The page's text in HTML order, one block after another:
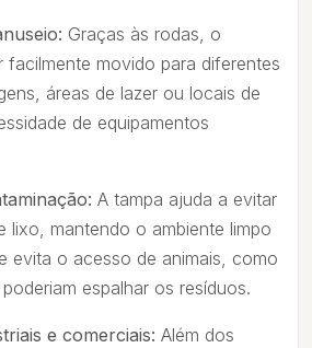
Graças às rodas, o
facilmente movido para diferentes
áreas de lazer ou locais de
de equipamentos
A tampa ajuda a evitar
lixo, mantendo o ambiente limpo
evita o acesso de animais, como
espalhar os resíduos.
e comerciais: Além dos